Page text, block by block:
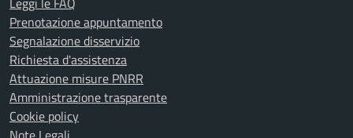
Prenotazione appuntamento
Segnalazione disservizio
Richiesta d'assistenza
Attuazione misure PNRR
Amministrazione trasparente
Cookie policy